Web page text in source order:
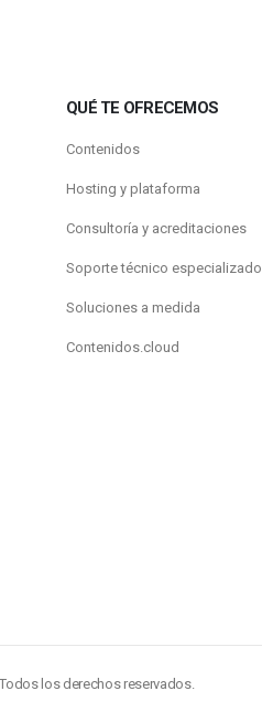
QUÉ TE OFRECEMOS
Contenidos
Hosting y plataforma
Consultoría y acreditaciones
Soporte técnico especializado
Soluciones a medida
Contenidos.cloud
los derechos reservados.